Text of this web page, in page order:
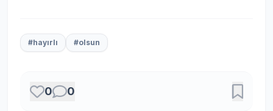
#hayırlı #olsun
0 0